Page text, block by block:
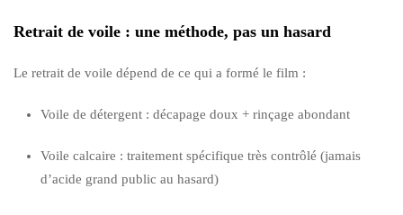
Retrait de voile : une méthode, pas un hasard
Le retrait de voile dépend de ce qui a formé le film :
Voile de détergent : décapage doux + rinçage abondant
Voile calcaire : traitement spécifique très contrôlé (jamais
d’acide grand public au hasard)